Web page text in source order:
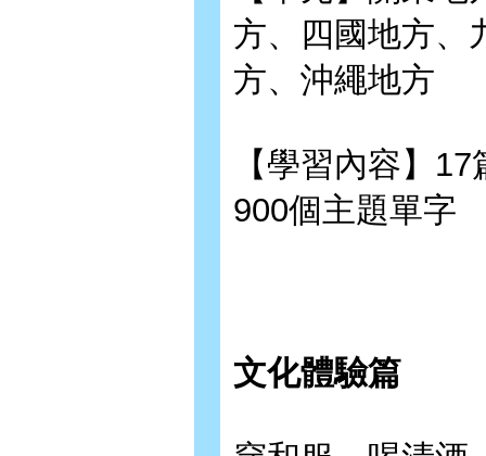
方、四國地方、
方、沖繩地方
【學習內容】
900個主題單字
文化體驗篇